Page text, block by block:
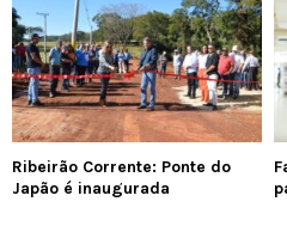
Ribeirão Corrente: Ponte do
Japão é inaugurada